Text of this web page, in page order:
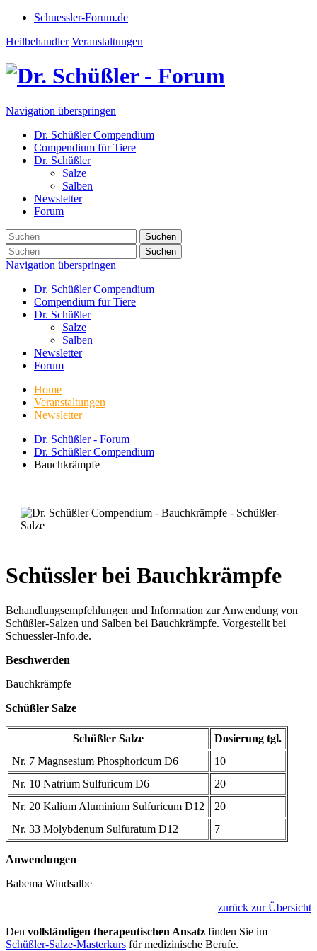
Schuessler-Forum.de
Heilbehandler Veranstaltungen
Navigation überspringen
Dr. Schüßler Compendium
Compendium für Tiere
Dr. Schüßler
Salze
Salben
Newsletter
Forum
Suchen
Suchen
Navigation überspringen
Dr. Schüßler Compendium
Compendium für Tiere
Dr. Schüßler
Salze
Salben
Newsletter
Forum
Home
Veranstaltungen
Newsletter
Dr. Schüßler - Forum
Dr. Schüßler Compendium
Bauchkrämpfe
Schüssler bei Bauchkrämpfe
Behandlungsempfehlungen und Information zur Anwendung von
Schüßler-Salzen und Salben bei Bauchkrämpfe. Vorgestellt bei
Schuessler-Info.de.
Beschwerden
Bauchkrämpfe
Schüßler Salze
Schüßler Salze
Dosierung tgl.
Nr. 7 Magnsesium Phosphoricum D6
10
Nr. 10 Natrium Sulfuricum D6
20
Nr. 20 Kalium Aluminium Sulfuricum D12
20
Nr. 33 Molybdenum Sulfuratum D12
7
Anwendungen
Babema Windsalbe
zurück zur Übersicht
Den vollständigen therapeutischen Ansatz finden Sie im
Schüßler-Salze-Masterkurs für medizinische Berufe.